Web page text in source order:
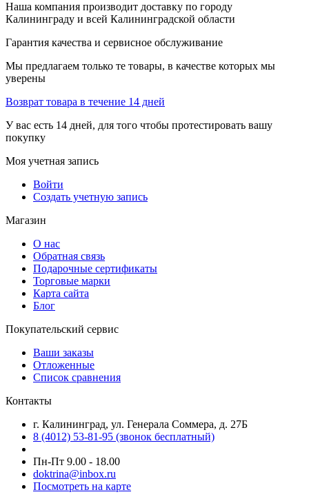
Наша компания производит доставку по городу
Калининграду и всей Калининградской области
Гарантия качества и сервисное обслуживание
Мы предлагаем только те товары, в качестве которых мы
уверены
Возврат товара в течение 14 дней
У вас есть 14 дней, для того чтобы протестировать вашу
покупку
Моя учетная запись
Войти
Создать учетную запись
Магазин
О нас
Обратная связь
Подарочные сертификаты
Торговые марки
Карта сайта
Блог
Покупательский сервис
Ваши заказы
Отложенные
Список сравнения
Контакты
г. Калининград, ул. Генерала Соммера, д. 27Б
8 (4012) 53-81-95 (звонок бесплатный)
Пн-Пт 9.00 - 18.00
doktrina@inbox.ru
Посмотреть на карте